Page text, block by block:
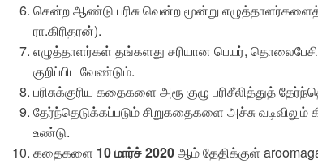
சென்ற ஆண்டு பரிசு வென்ற மூன்று
ரா.கிரிதரன்).
எழுத்தாளர்கள் தங்களது சரியான பெயர்,
குறிப்பிட வேண்டும்.
பரிசுக்குரிய கதைகளை அரூ குழு பரிசீலித்துத்
தேர்ந்தெடுக்கப்படும் சிறுகதைகளை அச்சு வடிவிலும்
உண்டு.
கதைகளை 10 மார்ச் 2020ஆம் தேதிக்குள்